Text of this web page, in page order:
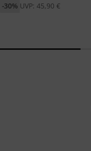
UVP: 45,90 €
-30%